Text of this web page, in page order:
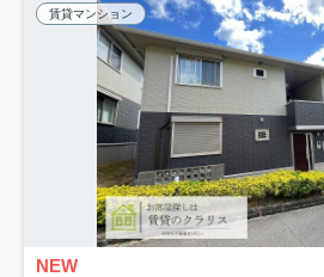
賃貸マンション
NEW